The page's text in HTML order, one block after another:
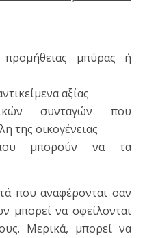
μπύρας ή
αξίας
συνταγών που
της οικογένειας
που μπορούν να τα
που αναφέρονται σαν
μπορεί να οφείλονται
Μερικά, μπορεί να